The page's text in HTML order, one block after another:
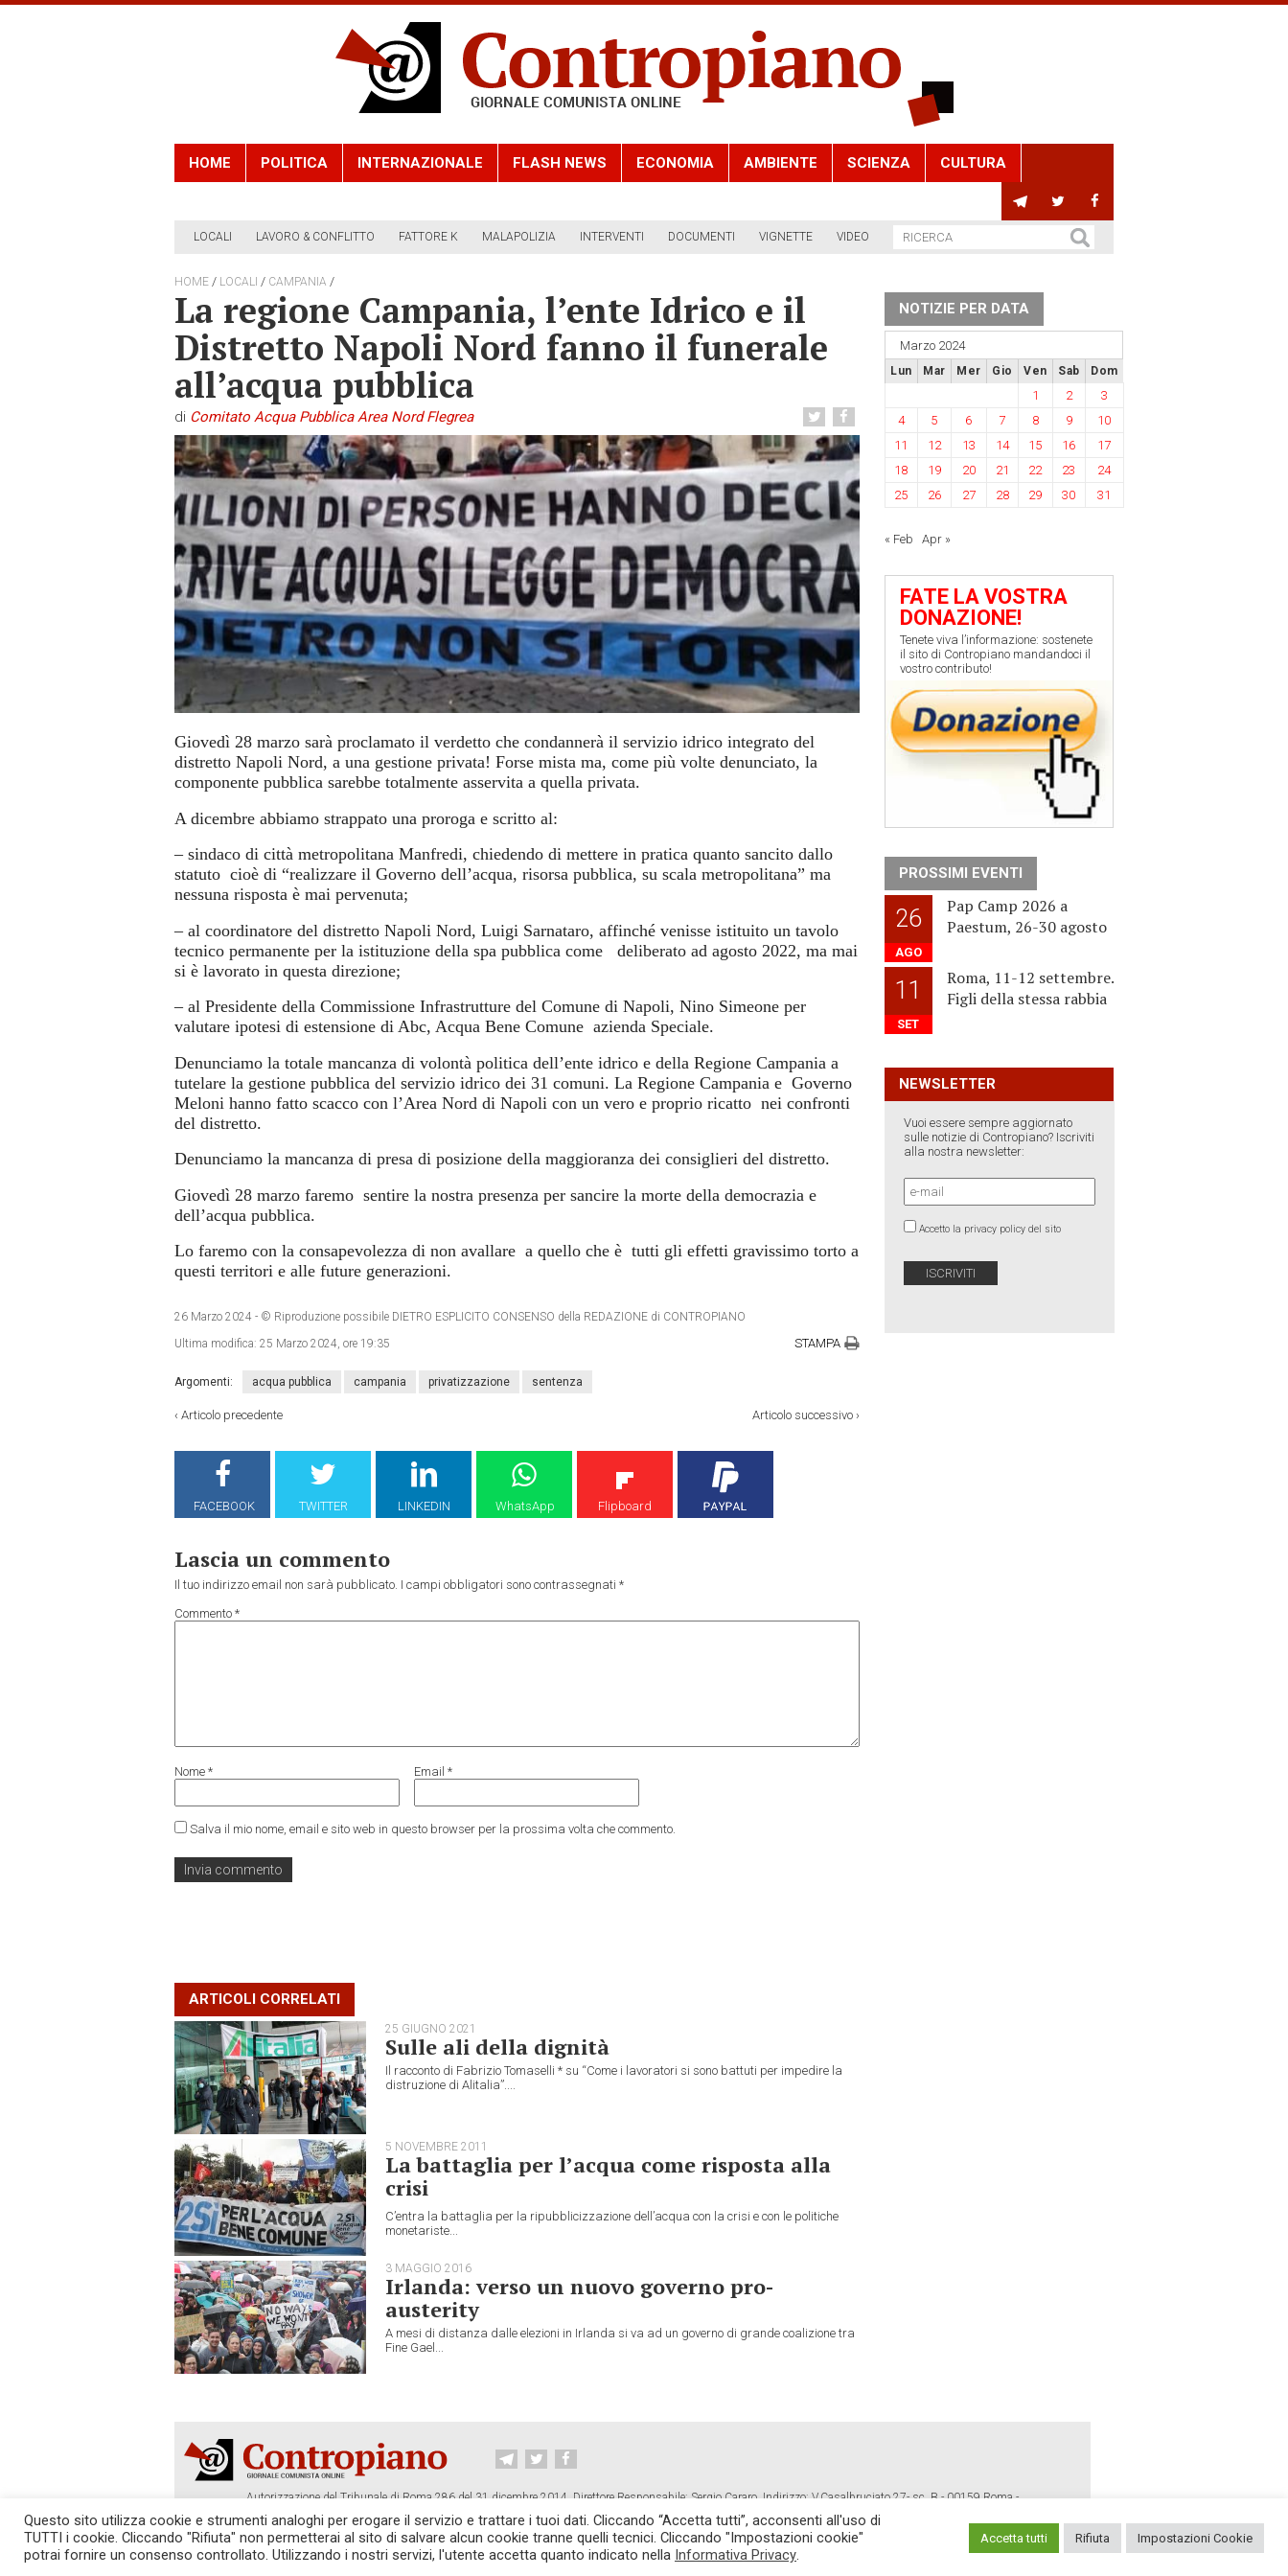
HOME POLITICA INTERNAZIONALE FLASH NEWS ECONOMIA AMBIENTE SCIENZA CULTURA
LOCALI LAVORO & CONFLITTO FATTORE K MALAPOLIZIA INTERVENTI DOCUMENTI VIGNETTE VIDEO
HOME / LOCALI / CAMPANIA /
La regione Campania, l’ente Idrico e il
Distretto Napoli Nord fanno il funerale
all’acqua pubblica
di Comitato Acqua Pubblica Area Nord Flegrea
Giovedì 28 marzo sarà proclamato il verdetto che condannerà il servizio idrico integrato del
distretto Napoli Nord, a una gestione privata! Forse mista ma, come più volte denunciato, la
componente pubblica sarebbe totalmente asservita a quella privata.
A dicembre abbiamo strappato una proroga e scritto al:
– sindaco di città metropolitana Manfredi, chiedendo di mettere in pratica quanto sancito dallo
statuto cioè di “realizzare il Governo dell’acqua, risorsa pubblica, su scala metropolitana” ma
nessuna risposta è mai pervenuta;
– al coordinatore del distretto Napoli Nord, Luigi Sarnataro, affinché venisse istituito un tavolo
tecnico permanente per la istituzione della spa pubblica come deliberato ad agosto 2022, ma mai
si è lavorato in questa direzione;
– al Presidente della Commissione Infrastrutture del Comune di Napoli, Nino Simeone per
valutare ipotesi di estensione di Abc, Acqua Bene Comune azienda Speciale.
Denunciamo la totale mancanza di volontà politica dell’ente idrico e della Regione Campania a
tutelare la gestione pubblica del servizio idrico dei 31 comuni. La Regione Campania e Governo
Meloni hanno fatto scacco con l’Area Nord di Napoli con un vero e proprio ricatto nei confronti
del distretto.
Denunciamo la mancanza di presa di posizione della maggioranza dei consiglieri del distretto.
Giovedì 28 marzo faremo sentire la nostra presenza per sancire la morte della democrazia e
dell’acqua pubblica.
Lo faremo con la consapevolezza di non avallare a quello che è tutti gli effetti gravissimo torto a
questi territori e alle future generazioni.
26 Marzo 2024 - © Riproduzione possibile DIETRO ESPLICITO CONSENSO della REDAZIONE di CONTROPIANO
Ultima modifica: 25 Marzo 2024, ore 19:35 STAMPA
Argomenti: acqua pubblica campania privatizzazione sentenza
‹ Articolo precedente Articolo successivo ›
FACEBOOK TWITTER LINKEDIN WhatsApp Flipboard
Lascia un commento
Il tuo indirizzo email non sarà pubblicato. I campi obbligatori sono contrassegnati *
Commento *
Nome * Email *
Salva il mio nome, email e sito web in questo browser per la prossima volta che commento.
ARTICOLI CORRELATI
25 GIUGNO 2021
Sulle ali della dignità
Il racconto di Fabrizio Tomaselli * su “Come i lavoratori si sono battuti per impedire la
distruzione di Alitalia”....
5 NOVEMBRE 2011
La battaglia per l’acqua come risposta alla
crisi
C’entra la battaglia per la ripubblicizzazione dell’acqua con la crisi e con le politiche
monetariste...
3 MAGGIO 2016
Irlanda: verso un nuovo governo pro-
austerity
A mesi di distanza dalle elezioni in Irlanda si va ad un governo di grande coalizione tra
Fine Gael...
NOTIZIE PER DATA
Marzo 2024
Lun Mar Mer Gio Ven Sab Dom
1 2
3
4
5 6 7 8 9
10
11
12 13 14 15 16
17
18
19 20 21 22 23
24
25
26 27 28 29 30 31
« Feb Apr »
FATE LA VOSTRA
DONAZIONE!
Tenete viva l’informazione: sostenete
il sito di Contropiano mandandoci il
vostro contributo!
PROSSIMI EVENTI
26
AGO
Pap Camp 2026 a
Paestum, 26-30 agosto
11
SET
Roma, 11-12 settembre.
Figli della stessa rabbia
NEWSLETTER
Vuoi essere sempre aggiornato
sulle notizie di Contropiano? Iscriviti
alla nostra newsletter:
Accetto la privacy policy del sito
Autorizzazione del Tribunale di Roma 286 del 31 dicembre 2014. Direttore Responsabile: Sergio Cararo. Indirizzo: V.Casalbruciato 27- sc. B - 00159 Roma -
Tel. 06.640.122.19 -
redazione@contropiano.org
SOSTIENICI! REDAZIONE CONTATTI TG CONTROPIANO LINK CONSIGLIATI PRIVACY COOKIE POLICY
Questo sito utilizza cookie e strumenti analoghi per erogare il servizio e trattare i tuoi dati. Cliccando “Accetta tutti”, acconsenti all'uso di
TUTTI i cookie. Cliccando "Rifiuta" non permetterai al sito di salvare alcun cookie tranne quelli tecnici. Cliccando "Impostazioni cookie"
potrai fornire un consenso controllato. Utilizzando i nostri servizi, l'utente accetta quanto indicato nella Informativa Privacy.
Accetta tutti Rifiuta Impostazioni Cookie